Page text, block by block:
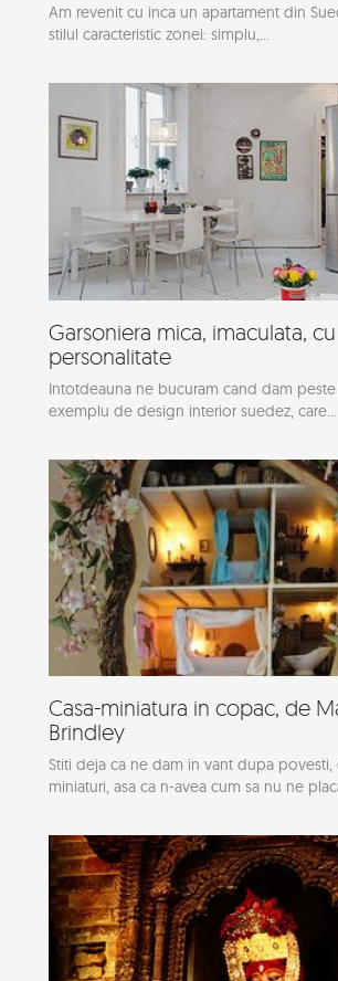
Am revenit cu inca un apartament din
stilul caracteristic zonei: simplu,...
Garsoniera mica, imaculata, cu
personalitate
Intotdeauna ne bucuram cand dam
exemplu de design interior suedez, care...
Casa-miniatura in copac, de
Brindley
Stiti deja ca ne dam in vant dupa povesti,
miniaturi, asa ca n-avea cum sa nu ne